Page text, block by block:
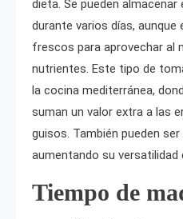
dieta. Se pueden
durante varios días,
frescos para aprovechar al
nutrientes. Este tipo de
la cocina mediterránea,
suman un valor extra a las
guisos. También pueden
aumentando su versatilidad
Tiempo de